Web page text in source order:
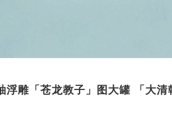
雕「苍龙教子」图大罐 「大清